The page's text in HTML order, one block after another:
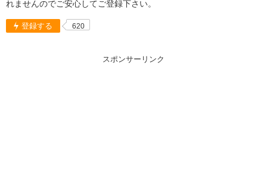
れませんのでご安心してご登録下さい。
登録する 620
スポンサーリンク